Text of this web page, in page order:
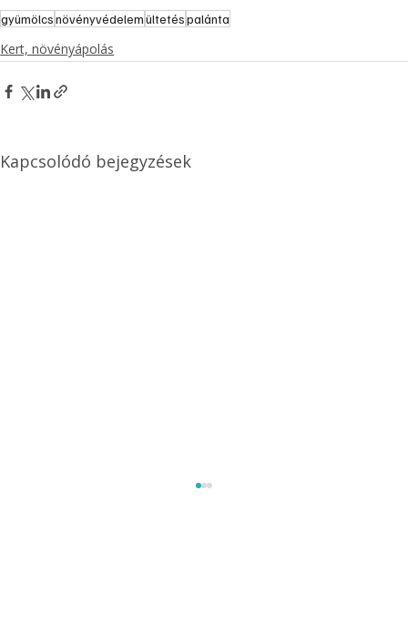
gyümölcsnövényvédelemültetéspalánta
Kert, növényápolás
Kapcsolódó bejegyzések